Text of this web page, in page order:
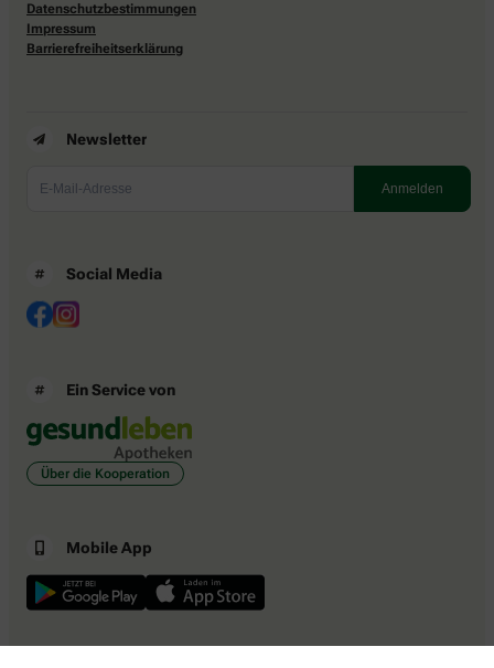
Datenschutzbestimmungen
Impressum
Barrierefreiheitserklärung
Newsletter
Social Media
Ein Service von
Über die Kooperation
Mobile App